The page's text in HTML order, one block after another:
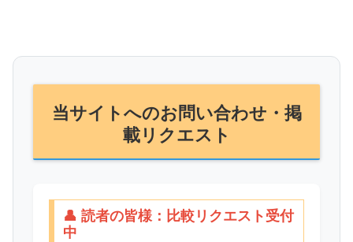
当サイトへのお問い合わせ・掲
載リクエスト
👤 読者の皆様：比較リクエスト受付
中